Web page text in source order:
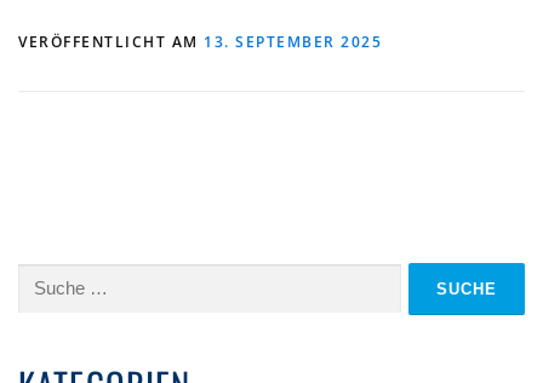
VERÖFFENTLICHT AM 13. SEPTEMBER 2025
Suche